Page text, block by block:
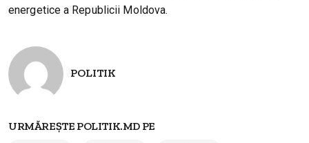
energetice a Republicii Moldova.
POLITIK
URMĂREȘTE POLITIK.MD PE